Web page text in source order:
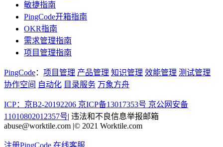
敏捷指南
PingCode开箱指南
OKR指南
需求管理指南
项目管理指南
PingCode： 项目管理 产品管理 知识管理 效能管理 测试管理
协作空间 自动化 目录服务 万象方舟
ICP：京B2-20192206 京ICP备13017353号 京公网安备
11010802012357号| 违法和不良信息举报邮箱
abuse@worktile.com |© 2021 Worktile.com